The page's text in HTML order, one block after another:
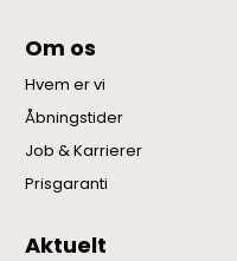
Om os
Hvem er vi
Åbningstider
Job & Karrierer
Prisgaranti
Aktuelt